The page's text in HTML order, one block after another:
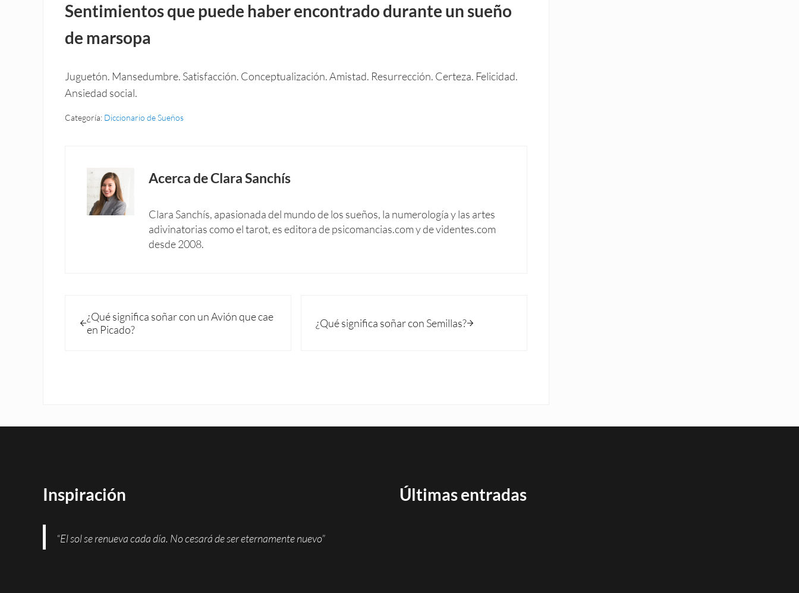
Sentimientos que puede haber encontrado durante un sueño
de marsopa
Juguetón. Mansedumbre. Satisfacción. Conceptualización. Amistad. Resurrección. Certeza. Felicidad.
Ansiedad social.
Categoría: Diccionario de Sueños
Acerca deClara Sanchís
Clara Sanchís, apasionada del mundo de los sueños, la numerología y las artes
adivinatorias como el tarot, es editora de psicomancias.com y de videntes.com
desde 2008.
¿Qué significa soñar con un Avión que cae
en Picado?
¿Qué significa soñar con Semillas?
Inspiración
“El sol se renueva cada día. No cesará de ser eternamente nuevo”
Últimas entradas